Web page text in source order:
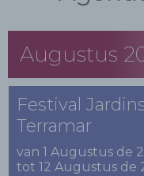
Augustus
Festival
Terramar
van 1 Augustus de
tot 12 Augustus de